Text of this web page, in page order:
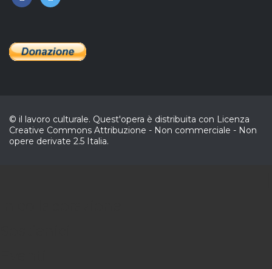
© il lavoro culturale. Quest'opera è distribuita con Licenza
Creative Commons Attribuzione - Non commerciale - Non
opere derivate 2.5 Italia.